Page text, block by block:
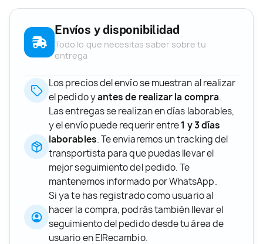
Envíos y disponibilidad
Todo lo que necesitas saber sobre tu
entrega
Los precios del envío se muestran al realizar
el pedido yantes de realizar la compra.
Las entregas se realizan en días laborables,
y el envío puede requerir entre1 y 3 días
laborables. Te enviaremos un tracking del
transportista para que puedas llevar el
mejor seguimiento del pedido. Te
mantenemos informado por WhatsApp.
Si ya te has registrado como usuario al
hacer la compra, podrás también llevar el
seguimiento del pedido desde tu área de
usuario en ElRecambio.